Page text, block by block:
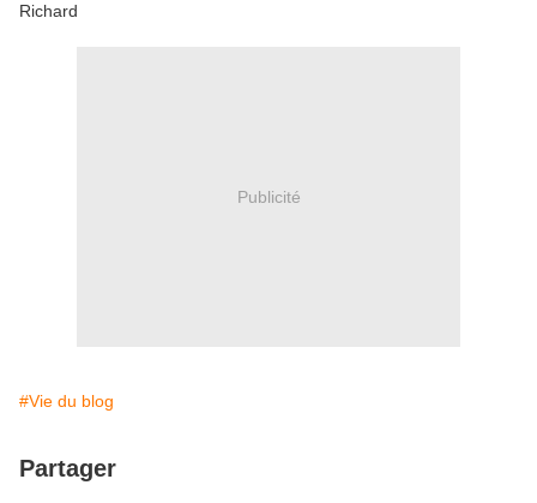
Richard
Publicité
#Vie du blog
Partager